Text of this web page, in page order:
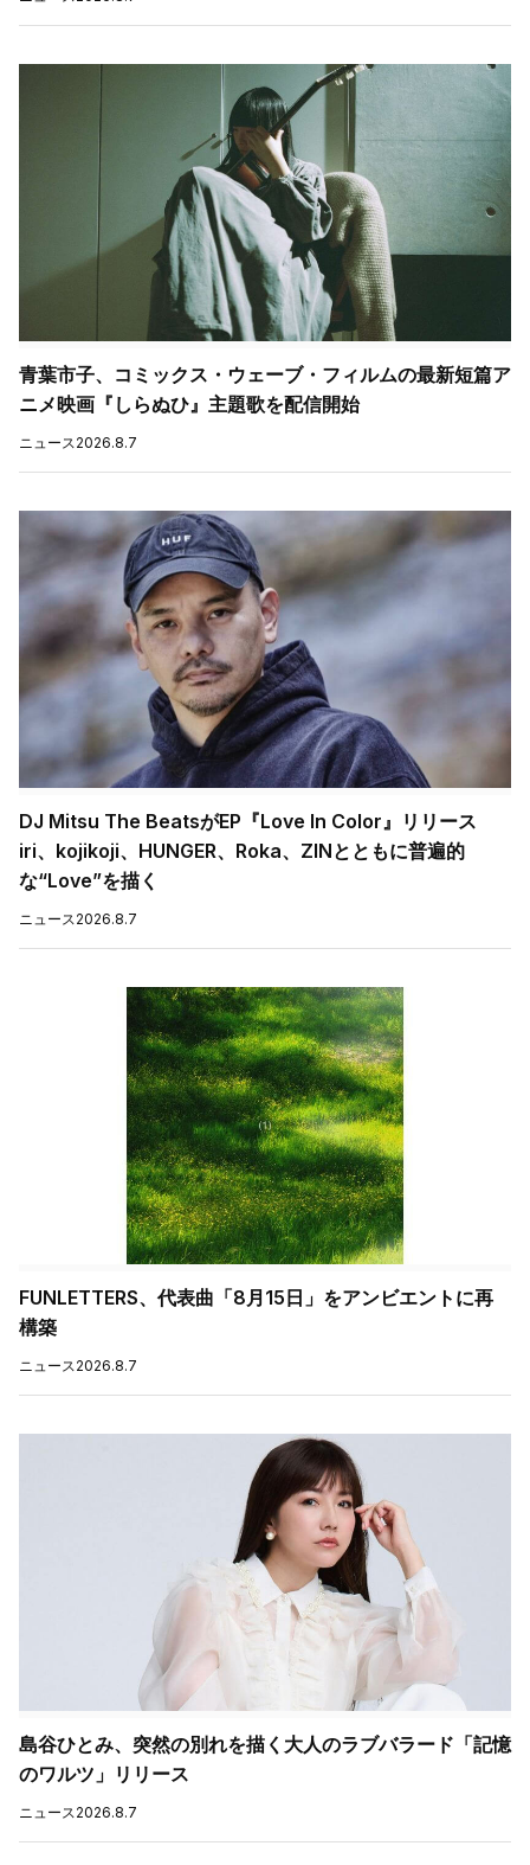
青葉市子、コミックス・ウェーブ・フィルムの最新短篇ア
ニメ映画『しらぬひ』主題歌を配信開始
ニュース2026.8.7
DJ Mitsu The BeatsがEP『Love In Color』リリース
iri、kojikoji、HUNGER、Roka、ZINとともに普遍的
な“Love”を描く
ニュース2026.8.7
FUNLETTERS、代表曲「8月15日」をアンビエントに再
構築
ニュース2026.8.7
島谷ひとみ、突然の別れを描く大人のラブバラード「記憶
のワルツ」リリース
ニュース2026.8.7